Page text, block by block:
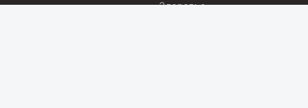
Здоровье